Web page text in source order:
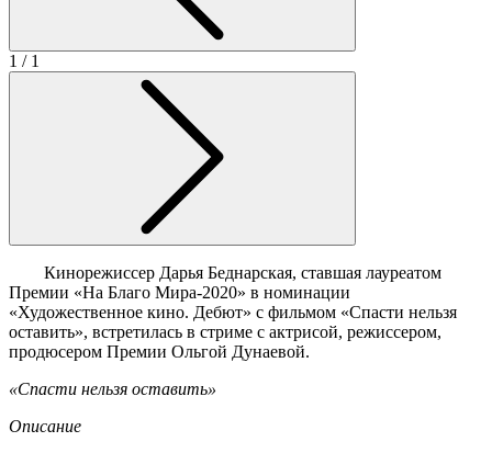
1 / 1
Кинорежиссер Дарья Беднарская, ставшая лауреатом
Премии «На Благо Мира-2020» в номинации
«Художественное кино. Дебют» с фильмом «Спасти нельзя
оставить», встретилась в стриме с актрисой, режиссером,
продюсером Премии Ольгой Дунаевой.
«Спасти нельзя оставить»
Описание